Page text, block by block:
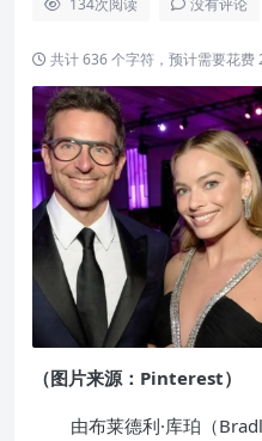
134次阅读 没有评论
共计 636 个字符，预计需要花费
（图片来源：Pinterest）
由布莱德利·库珀（